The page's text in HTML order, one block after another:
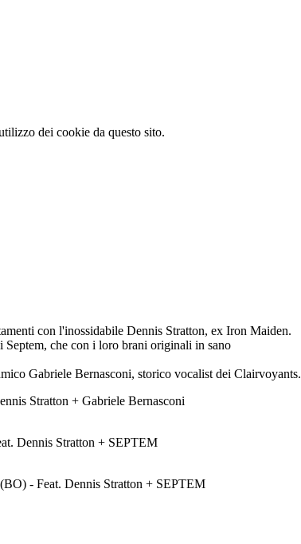
dei cookie da questo sito.
con l'inossidabile Dennis Stratton, ex Iron Maiden.
Septem, che con i loro brani originali in sano
Gabriele Bernasconi, storico vocalist dei Clairvoyants.
Stratton + Gabriele Bernasconi
Dennis Stratton + SEPTEM
- Feat. Dennis Stratton + SEPTEM